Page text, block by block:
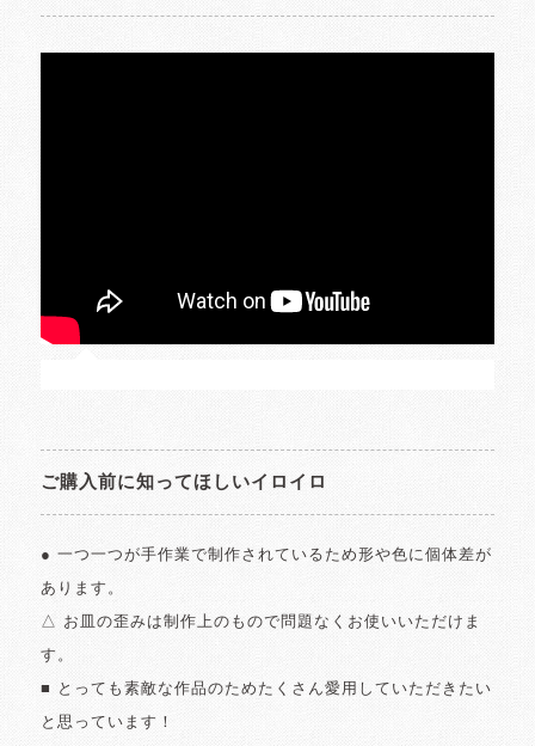
ご購入前に知ってほしいイロイロ
● 一つ一つが手作業で制作されているため形や色に個体差が
あります。
△ お皿の歪みは制作上のもので問題なくお使いいただけま
す。
■ とっても素敵な作品のためたくさん愛用していただきたい
と思っています！